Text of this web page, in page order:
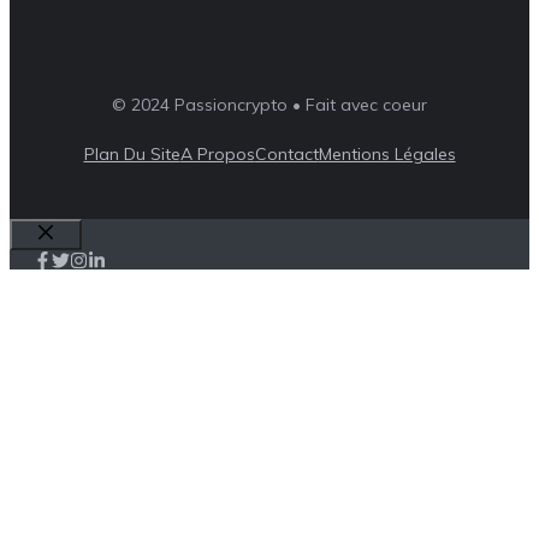
© 2024 Passioncrypto • Fait avec coeur
Plan Du SiteA ProposContactMentions Légales
Fermer